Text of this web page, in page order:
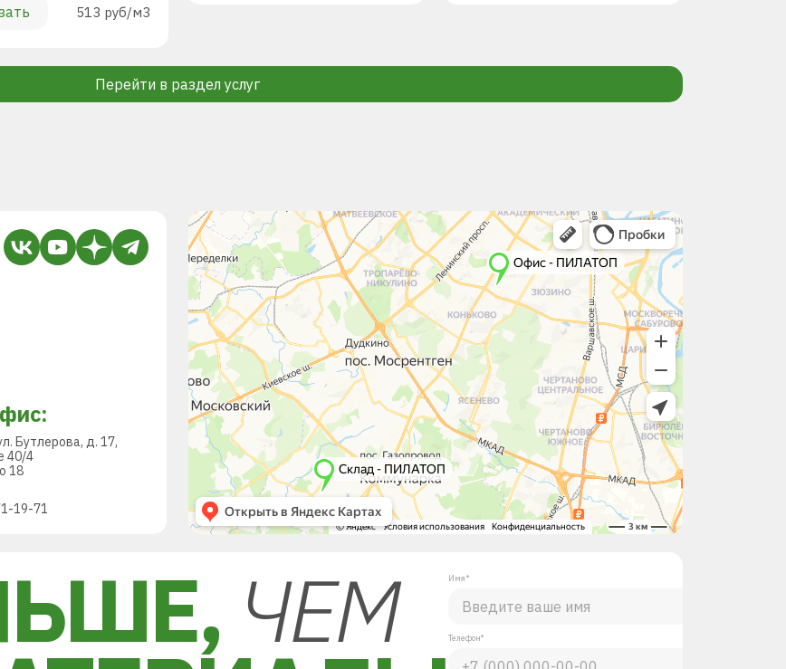
513 руб/м3
Перейти в раздел услуг
Бутлерова, д. 17,
40/4
18
19-71
ЧЕМ Имя*
Телефон*